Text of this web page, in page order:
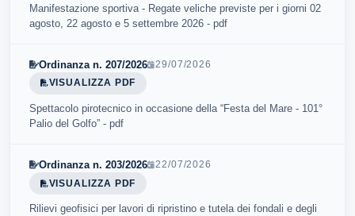
Manifestazione sportiva - Regate veliche previste per i giorni 02
agosto, 22 agosto e 5 settembre 2026 - pdf
Ordinanza n. 207/2026
29/07/2026
VISUALIZZA PDF
Spettacolo pirotecnico in occasione della “Festa del Mare - 101°
Palio del Golfo” - pdf
Ordinanza n. 203/2026
22/07/2026
VISUALIZZA PDF
Rilievi geofisici per lavori di ripristino e tutela dei fondali e degli